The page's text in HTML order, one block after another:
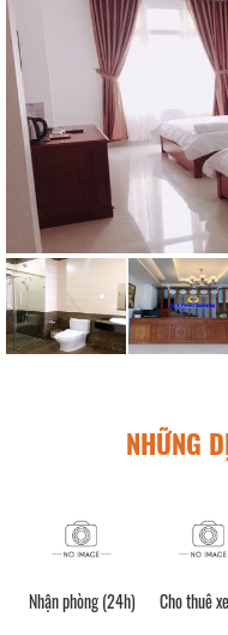
NHỮNG
Nhận phòng (24h) Cho thuê